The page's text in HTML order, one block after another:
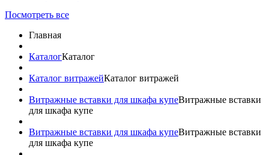
Посмотреть все
Главная
КаталогКаталог
Каталог витражейКаталог витражей
Витражные вставки для шкафа купеВитражные вставки
для шкафа купе
Витражные вставки для шкафа купеВитражные вставки
для шкафа купе